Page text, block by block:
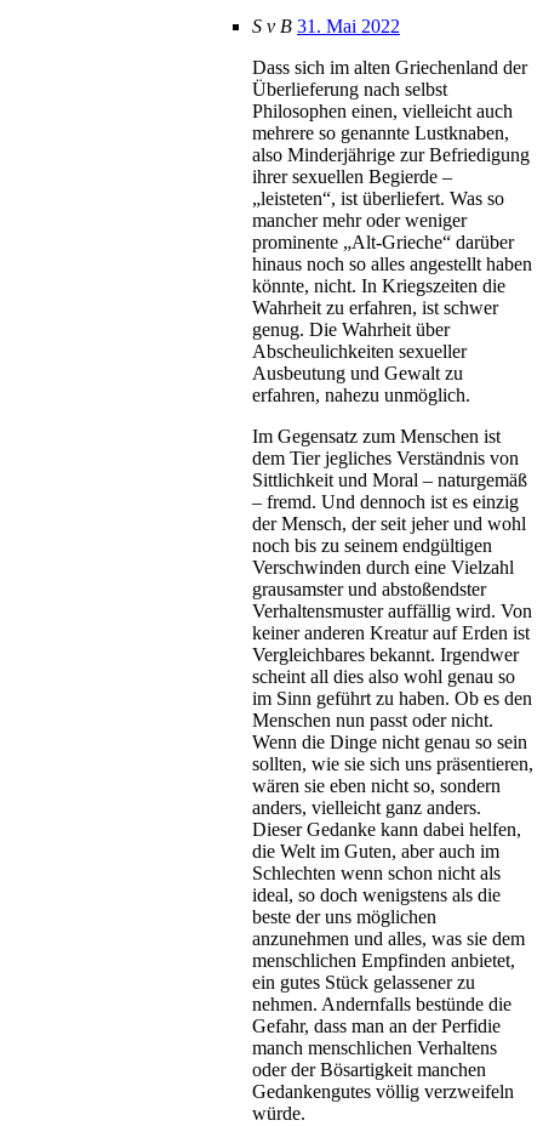
S v B 31. Mai 2022
Dass sich im alten Griechenland der
Überlieferung nach selbst
Philosophen einen, vielleicht auch
mehrere so genannte Lustknaben,
also Minderjährige zur Befriedigung
ihrer sexuellen Begierde –
„leisteten“, ist überliefert. Was so
mancher mehr oder weniger
prominente „Alt-Grieche“ darüber
hinaus noch so alles angestellt haben
könnte, nicht. In Kriegszeiten die
Wahrheit zu erfahren, ist schwer
genug. Die Wahrheit über
Abscheulichkeiten sexueller
Ausbeutung und Gewalt zu
erfahren, nahezu unmöglich.
Im Gegensatz zum Menschen ist
dem Tier jegliches Verständnis von
Sittlichkeit und Moral – naturgemäß
– fremd. Und dennoch ist es einzig
der Mensch, der seit jeher und wohl
noch bis zu seinem endgültigen
Verschwinden durch eine Vielzahl
grausamster und abstoßendster
Verhaltensmuster auffällig wird. Von
keiner anderen Kreatur auf Erden ist
Vergleichbares bekannt. Irgendwer
scheint all dies also wohl genau so
im Sinn geführt zu haben. Ob es den
Menschen nun passt oder nicht.
Wenn die Dinge nicht genau so sein
sollten, wie sie sich uns präsentieren,
wären sie eben nicht so, sondern
anders, vielleicht ganz anders.
Dieser Gedanke kann dabei helfen,
die Welt im Guten, aber auch im
Schlechten wenn schon nicht als
ideal, so doch wenigstens als die
beste der uns möglichen
anzunehmen und alles, was sie dem
menschlichen Empfinden anbietet,
ein gutes Stück gelassener zu
nehmen. Andernfalls bestünde die
Gefahr, dass man an der Perfidie
manch menschlichen Verhaltens
oder der Bösartigkeit manchen
Gedankengutes völlig verzweifeln
würde.